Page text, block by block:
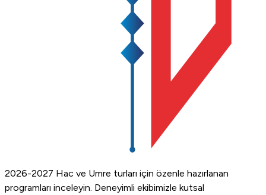
2026-2027 Hac ve Umre turları için özenle hazırlanan
programları inceleyin. Deneyimli ekibimizle kutsal